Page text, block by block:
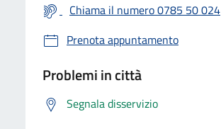
Chiama il numero 0785 50 024
Prenota appuntamento
Problemi in città
Segnala disservizio